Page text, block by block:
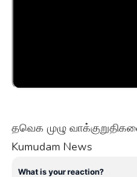
தவெக முழு
Kumudam News